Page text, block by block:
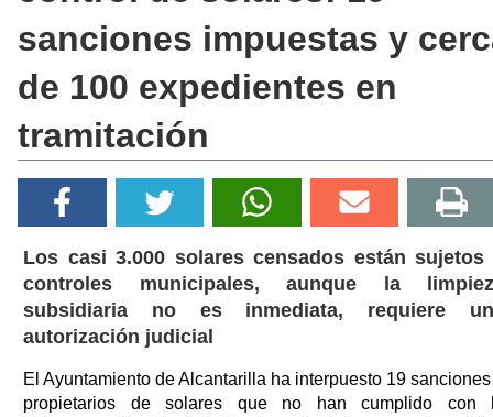
sanciones impuestas y
de 100 expedientes en
tramitación
Los casi 3.000 solares censados están sujetos
controles municipales, aunque la
subsidiaria no es inmediata, requiere
autorización judicial
El Ayuntamiento de Alcantarilla ha interpuesto 19
propietarios de solares que no han cumplido con